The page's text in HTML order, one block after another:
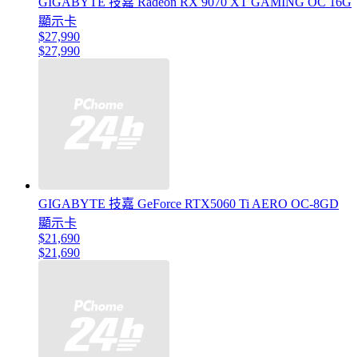
顯示卡
$27,990
$27,990
GIGABYTE 技嘉 GeForce RTX5060 Ti AERO OC-8GD
顯示卡
$21,690
$21,690